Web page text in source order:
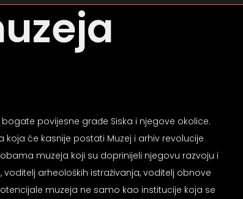
povijesne građe Siska i njegove okolice.
koja će kasnije postati Muzej i arhiv revolucije
muzeja koji su doprinijeli njegovu razvoju i
arheoloških istraživanja, voditelj obnove
muzeja ne samo kao institucije koja se